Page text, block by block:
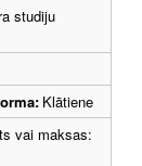
studiju
Klātiene
vai maksas: